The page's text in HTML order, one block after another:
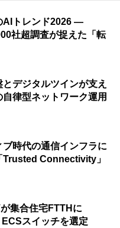
AIトレンド2026 ―
社超調査が捉えた「転
デジタルツインが支え
律型ネットワーク運用
時代の通信インフラに
Trusted Connectivity」
集合住宅FTTHに
スイッチを選定